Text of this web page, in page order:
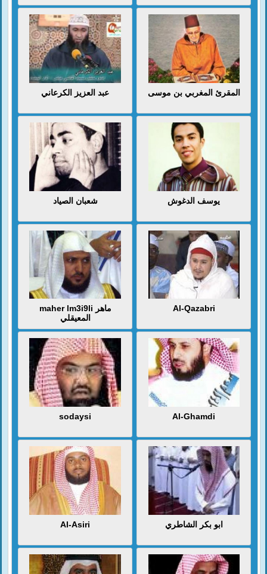
عبد العزيز الكرعاني المقرئ المغربي بن موسى
شعبان الصياد يوسف الدغوش
maher lm3i9li ماهر
المعيقلي
Al-Qazabri
sodaysi Al-Ghamdi
Al-Asiri ابو بكر الشاطري